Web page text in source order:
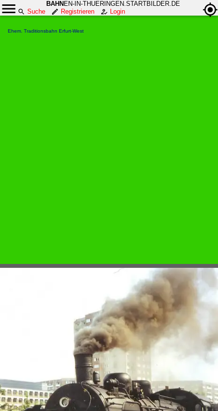
BAHN EN-IN-THUERINGEN.STARTBILDER.DE
Suche
Registrieren Login
Ehem. Traditionsbahn Erfurt-West